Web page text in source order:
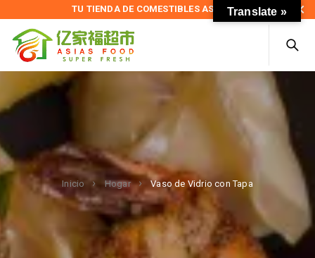
TU TIENDA DE COMESTIBLES ASIÁTICOS
Inicio Hogar Vaso de Vidrio con Tapa
Translate »